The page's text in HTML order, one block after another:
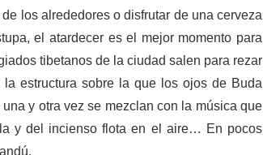
los alrededores o disfrutar de una cerveza
el atardecer es el mejor momento para
tibetanos de la ciudad salen para rezar
estructura sobre la que los ojos de Buda
y otra vez se mezclan con la música que
y del incienso flota en el aire… En pocos